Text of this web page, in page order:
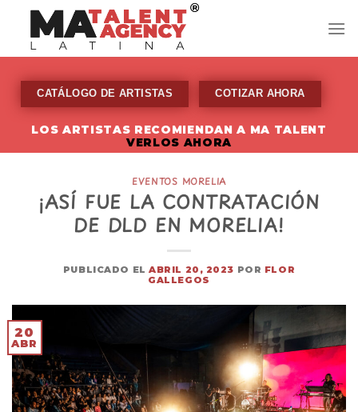
content
CATÁLOGO DE ARTISTAS COTIZAR AHORA
LOS ARTISTAS RECOMIENDAN A MA TALENT
VERLOS AHORA
EVENTOS MORELIA
¡ASÍ FUE LA CONTRATACIÓN
DE DLD EN MORELIA!
PUBLICADO ELABRIL 20, 2023 POR FLOR
GALLEGOS
20
ABR